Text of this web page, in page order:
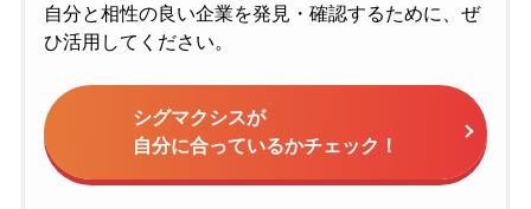
自分と相性の良い企業を発見・確認するために、ぜ
ひ活用してください。
シグマクシスが
自分に合っているかチェック！